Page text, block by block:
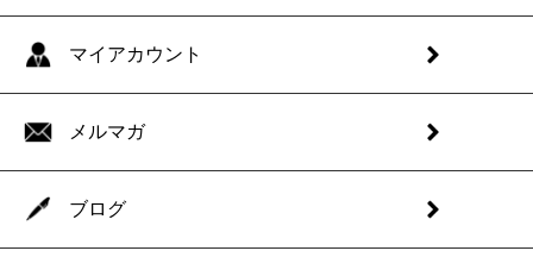
マイアカウント
メルマガ
ブログ